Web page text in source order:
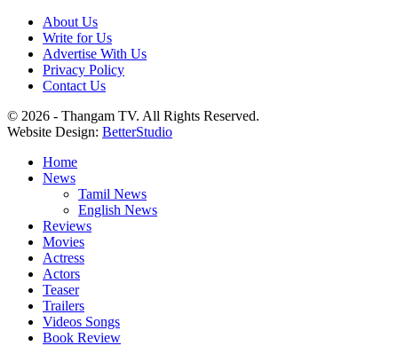
About Us
Write for Us
Advertise With Us
Privacy Policy
Contact Us
© 2026 - Thangam TV. All Rights Reserved.
Website Design: BetterStudio
Home
News
Tamil News
English News
Reviews
Movies
Actress
Actors
Teaser
Trailers
Videos Songs
Book Review